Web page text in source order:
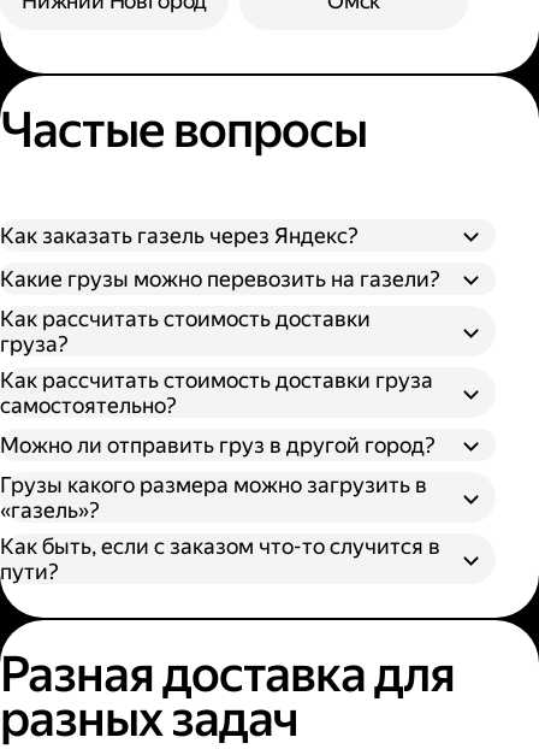
Частые вопросы
Как заказать газель через Яндекс?
Какие грузы можно перевозить на газели?
Как рассчитать стоимость доставки
груза?
Как рассчитать стоимость доставки груза
самостоятельно?
Можно ли отправить груз в другой город?
Грузы какого размера можно загрузить в
«газель»?
Как быть, если с заказом что-то случится в
пути?
Разная доставка для
разных задач